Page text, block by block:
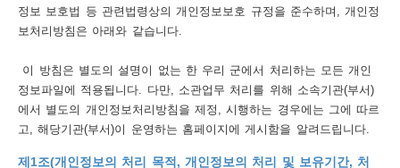
보
보
련
우
내
정보 보호법 등 관련법령상의 개인정보보호 규정을 준수하며, 개인정
보처리방침은 아래와 같습니다.
이 방침은 별도의 설명이 없는 한 우리 군에서 처리하는 모든 개인
정보파일에 적용됩니다. 다만, 소관업무 처리를 위해 소속기관(부서)
에서 별도의 개인정보처리방침을 제정, 시행하는 경우에는 그에 따르
고, 해당기관(부서)이 운영하는 홈페이지에 게시함을 알려드립니다.
제1조(개인정보의 처리 목적, 개인정보의 처리 및 보유기간, 처
이
트